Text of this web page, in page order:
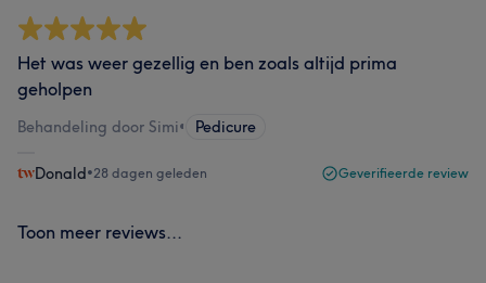
Het was weer gezellig en ben zoals altijd prima
geholpen
Behandeling door Simi• Pedicure
Donald•28 dagen geleden Geverifieerde review
Toon meer reviews...